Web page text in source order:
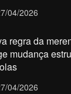
04/2026
regra da
mudança
04/2026